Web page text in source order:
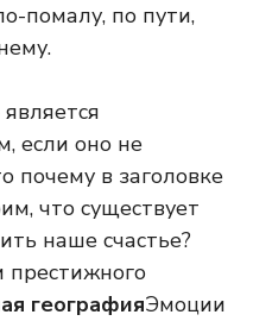
помалу, по пути,
если оно не
почему в заголовке
что существует
наше счастье?
престижного
географияЭмоции